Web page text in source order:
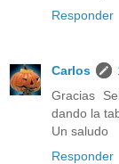
Responder
Carlos
Gracias
dando la
Un saludo
Responder